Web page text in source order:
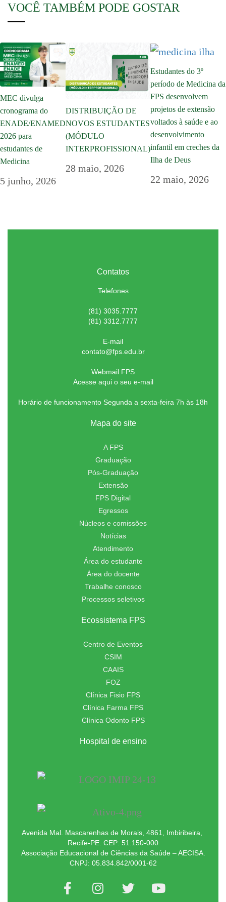
VOCÊ TAMBÉM PODE GOSTAR
MEC divulga
cronograma do
ENADE/ENAMED
2026 para
estudantes de
Medicina
5 junho, 2026
DISTRIBUIÇÃO DE
NOVOS ESTUDANTES
(MÓDULO
INTERPROFISSIONAL)
28 maio, 2026
Estudantes do 3º
período de Medicina da
FPS desenvolvem
projetos de extensão
voltados à saúde e ao
desenvolvimento
infantil em creches da
Ilha de Deus
22 maio, 2026
Contatos
Telefones
(81) 3035.7777
(81) 3312.7777
E-mail
contato@fps.edu.br
Webmail FPS
Acesse aqui o seu e-mail
Horário de funcionamento Segunda a sexta-feira 7h às 18h
Mapa do site
A FPS
Graduação
Pós-Graduação
Extensão
FPS Digital
Egressos
Núcleos e comissões
Notícias
Atendimento
Área do estudante
Área do docente
Trabalhe conosco
Processos seletivos
Ecossistema FPS
Centro de Eventos
CSIM
CAAIS
FOZ
Clínica Fisio FPS
Clínica Farma FPS
Clínica Odonto FPS
Hospital de ensino
Avenida Mal. Mascarenhas de Morais, 4861, Imbiribeira,
Recife-PE. CEP: 51.150-000
Associação Educacional de Ciências da Saúde – AECISA.
CNPJ: 05.834.842/0001-62